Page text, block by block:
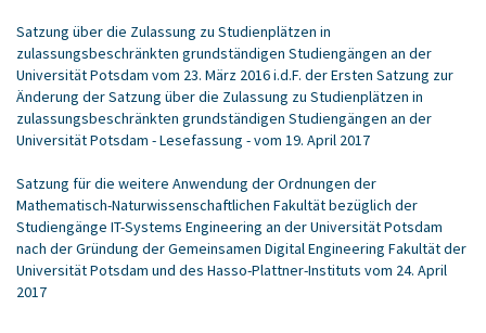
Satzung über die Zulassung zu Studienplätzen in
zulassungsbeschränkten grundständigen Studiengängen an der
Universität Potsdam vom 23. März 2016 i.d.F. der Ersten Satzung zur
Änderung der Satzung über die Zulassung zu Studienplätzen in
zulassungsbeschränkten grundständigen Studiengängen an der
Universität Potsdam - Lesefassung - vom 19. April 2017
Satzung für die weitere Anwendung der Ordnungen der
Mathematisch-Naturwissenschaftlichen Fakultät bezüglich der
Studiengänge IT-Systems Engineering an der Universität Potsdam
nach der Gründung der Gemeinsamen Digital Engineering Fakultät der
Universität Potsdam und des Hasso-Plattner-Instituts vom 24. April
2017